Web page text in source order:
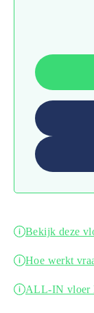
Bekijk deze
Hoe werkt
ALL-IN vloer